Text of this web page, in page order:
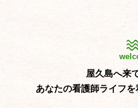
屋久島へ来
あなたの看護師ライフ